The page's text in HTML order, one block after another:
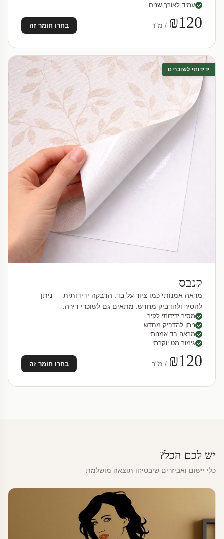
עמיד לאורך שנים
₪120 / מ"ר בחרו חומר זה
ידידותי לשוכרים
קנבס
מראה אמנותי כמו ציור על בד. הדבקה ידידותית — ניתן
להסיר ולהדביק מחדש. מתאים גם לשוכרי דירה.
מסיר ידידותי לקיר
ניתן להדביק מחדש
מראה בד אמנותי
גימור מט יוקרתי
₪120 / מ"ר בחרו חומר זה
יש לכם הכל?
כלי יישום ואביזרים שיבטיחו תוצאה מושלמת